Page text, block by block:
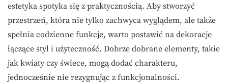
estetyka spotyka się z praktycznością. Aby stworzyć
przestrzeń, która nie tylko zachwyca wyglądem, ale także
spełnia codzienne funkcje, warto postawić na dekoracje
łączące styl i użyteczność. Dobrze dobrane elementy, takie
jak kwiaty czy świece, mogą dodać charakteru,
jednocześnie nie rezygnując z funkcjonalności.